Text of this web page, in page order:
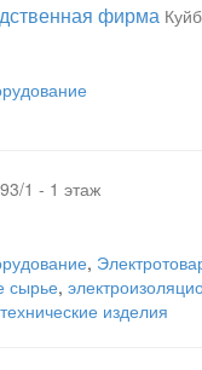
фирма
1 - 1 этаж
,
сырье,
изделия